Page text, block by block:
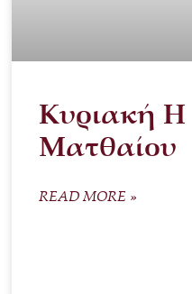
Κυριακή Η
Ματθαίου
READ MORE »